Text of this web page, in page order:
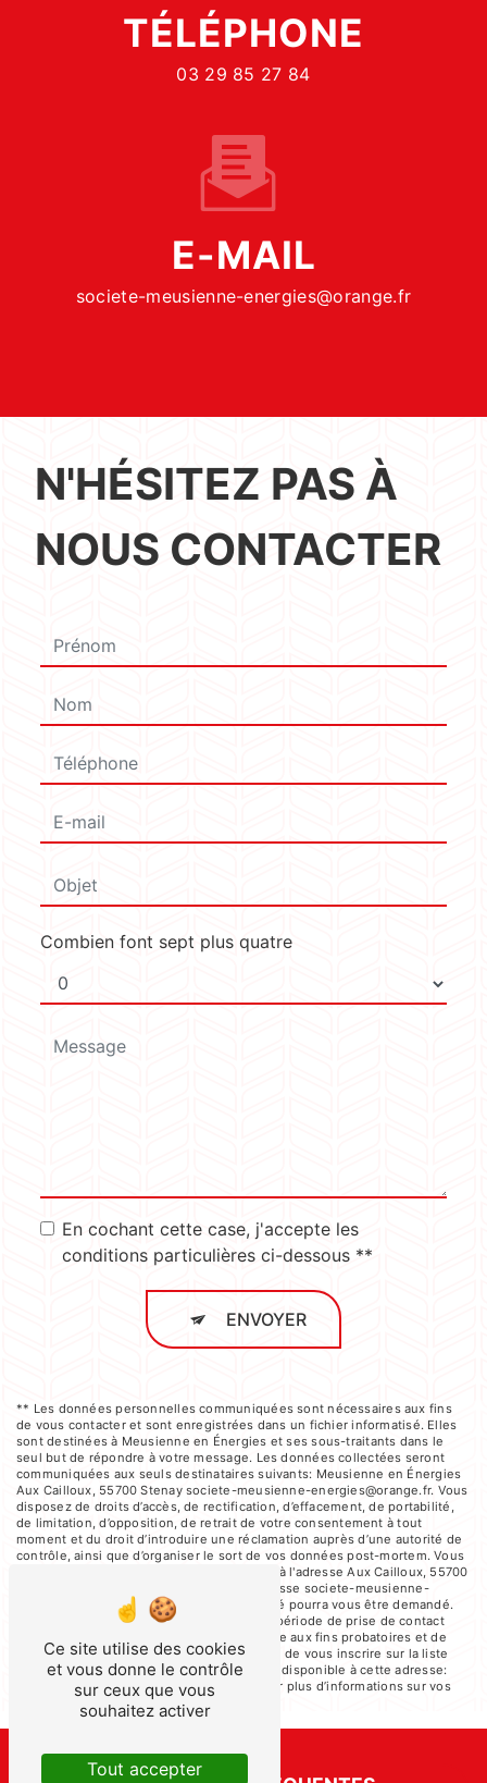
TÉLÉPHONE
03 29 85 27 84
E-MAIL
societe-meusienne-energies@orange.fr
N'HÉSITEZ PAS À
NOUS CONTACTER
Combien font sept plus quatre
En cochant cette case, j'accepte les
conditions particulières ci-dessous **
ENVOYER
** Les données personnelles communiquées sont nécessaires aux fins
de vous contacter et sont enregistrées dans un fichier informatisé. Elles
sont destinées à Meusienne en Énergies et ses sous-traitants dans le
seul but de répondre à votre message. Les données collectées seront
communiquées aux seuls destinataires suivants: Meusienne en Énergies
Aux Cailloux, 55700 Stenay societe-meusienne-energies@orange.fr. Vous
disposez de droits d’accès, de rectification, d’effacement, de portabilité,
de limitation, d’opposition, de retrait de votre consentement à tout
moment et du droit d’introduire une réclamation auprès d’une autorité de
contrôle, ainsi que d’organiser le sort de vos données post-mortem. Vous
pouvez exercer ces droits par voie postale à l'adresse Aux Cailloux, 55700
Stenay ou par courrier électronique à l'adresse societe-meusienne-
energies@orange.fr. Un justificatif d'identité pourra vous être demandé.
Nous conservons vos données pendant la période de prise de contact
puis pendant la durée de prescription légale aux fins probatoires et de
gestion des contentieux. Vous avez le droit de vous inscrire sur la liste
d'opposition au démarchage téléphonique, disponible à cette adresse:
Bloctel.gouv.fr . Consultez le site cnil.fr pour plus d’informations sur vos
Ce site utilise des cookies
et vous donne le contrôle
sur ceux que vous
souhaitez activer
Tout accepter